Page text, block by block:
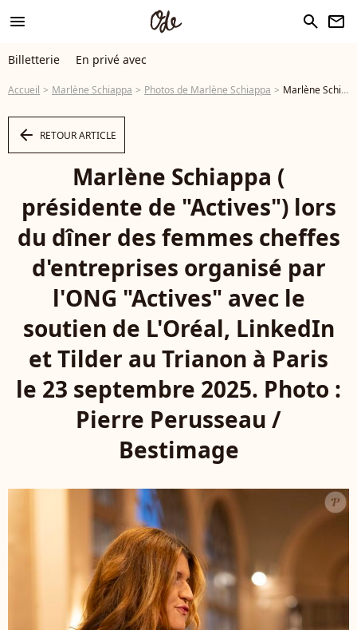
menu search newsletter
Billetterie En privé avec
Accueil Marlène Schiappa Photos de Marlène Schiappa Marlène Schiappa ( présidente de "Actives") lors du dîner des femmes cheffes d'entreprises organisé par l'ONG "Actives" avec le soutien de L'Oréal, LinkedIn et Tilder au Trianon à Paris le 23 septembre 2025. Photo : Pierre Perusseau / Bestimage - Photo
arrow_left RETOUR ARTICLE
Marlène Schiappa (
présidente de "Actives") lors
du dîner des femmes cheffes
d'entreprises organisé par
l'ONG "Actives" avec le
soutien de L'Oréal, LinkedIn
et Tilder au Trianon à Paris
le 23 septembre 2025. Photo :
Pierre Perusseau /
Bestimage